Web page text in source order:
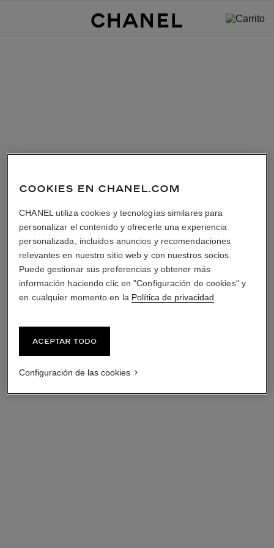
COOKIES EN CHANEL.COM
CHANEL utiliza cookies y tecnologías similares para
personalizar el contenido y ofrecerle una experiencia
personalizada, incluidos anuncios y recomendaciones
relevantes en nuestro sitio web y con nuestros socios.
Puede gestionar sus preferencias y obtener más
información haciendo clic en "Configuración de cookies" y
en cualquier momento en la Política de privacidad
Aceptar todo
Configuración de las cookies